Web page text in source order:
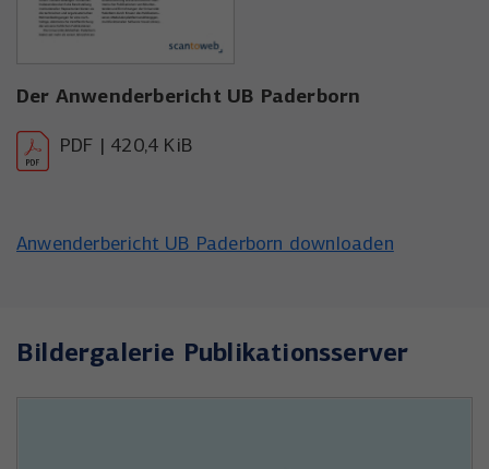
Der Anwenderbericht UB Paderborn
PDF | 420,4 KiB
Anwenderbericht UB Paderborn downloaden
Bildergalerie Publikationsserver